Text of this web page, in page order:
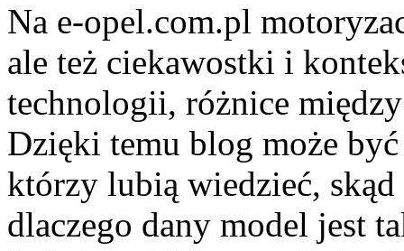
Na e-opel.com.pl
ale też ciekawostki i
technologii, różnice
Dzięki temu blog może
którzy lubią wiedzieć,
dlaczego dany model jest